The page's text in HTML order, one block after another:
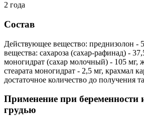
2 года
Состав
Действующее вещество: преднизолон -
вещества: сахароза (сахар-рафинад) -
моногидрат (сахар молочный) - 105 мг,
стеарата моногидрат - 2,5 мг, крахмал
достаточное количество до получения
Применение при беременности
грудью